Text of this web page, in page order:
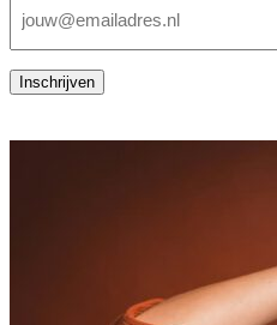
mailadres
Inschrijven